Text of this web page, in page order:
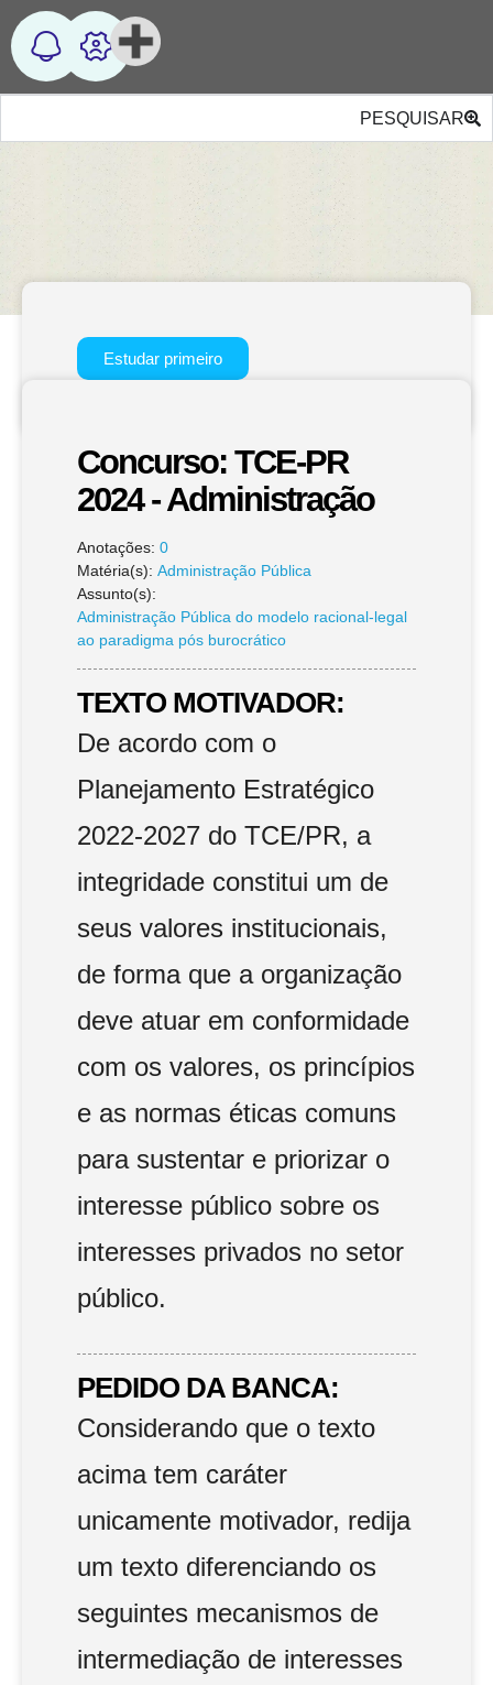
PESQUISAR
Estudar primeiro
Concurso: TCE-PR
2024 - Administração
Anotações: 0
Matéria(s): Administração Pública
Assunto(s):
Administração Pública do modelo racional-legal
ao paradigma pós burocrático
TEXTO MOTIVADOR:
De acordo com o
Planejamento Estratégico
2022-2027 do TCE/PR, a
integridade constitui um de
seus valores institucionais,
de forma que a organização
deve atuar em conformidade
com os valores, os princípios
e as normas éticas comuns
para sustentar e priorizar o
interesse público sobre os
interesses privados no setor
público.
PEDIDO DA BANCA:
Considerando que o texto
acima tem caráter
unicamente motivador, redija
um texto diferenciando os
seguintes mecanismos de
intermediação de interesses